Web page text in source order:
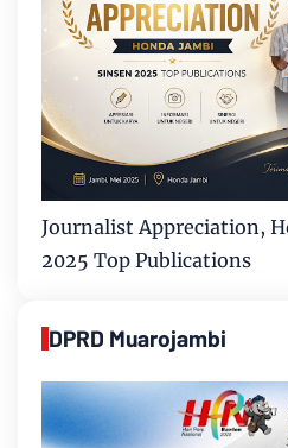
Journalist Appreciation,
2025 Top Publications
DPRD Muarojambi